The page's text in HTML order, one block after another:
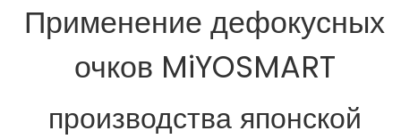
Применение дефокусных
очков MiYOSMART
производства японской